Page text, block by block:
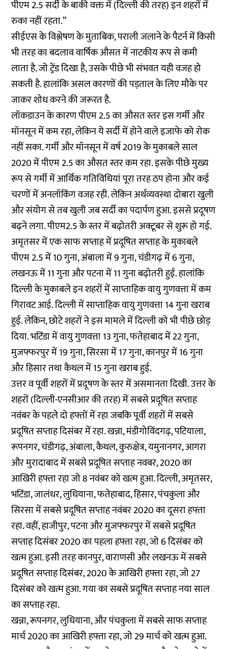
पीएम 2.5 सर्दी के बाकी वक्त में (दिल्ली की तरह) इन शहरों में
रुका नहीं रहता.”
सीईएस के विश्लेषण के मुताबिक, पराली जलाने के पैटर्न में किसी
भी तरह का बदलाव वार्षिक औसत में नाटकीय रूप से कमी
लाता है. जो ट्रेंड दिखा है, उसके पीछे भी संभवत यही वजह हो
सकती है. हालांकि असल कारणों की पड़ताल के लिए मौके पर
जाकर शोध करने की जरूरत है.
लॉकडाउन के कारण पीएम 2.5 का औसत स्तर इस गर्मी और
मॉनसून में कम रहा, लेकिन ये सर्दी में होने वाले इजाफे को रोक
नहीं सका. गर्मी और मॉनसून में वर्ष 2019 के मुकाबले साल
2020 में पीएम 2.5 का औसत स्तर कम रहा. इसके पीछे मुख्य
रूप से गर्मी में आर्थिक गतिविधियां पूरा तरह ठप होना और कई
चरणों में अनलॉकिंग वजह रही. लेकिन अर्थव्यवस्था दोबारा खुली
और संयोग से तब खुली जब सर्दी का पदार्पण हुआ. इससे प्रदूषण
बढ़ने लगा. पीएम2.5 के स्तर में बढ़ोतरी अक्टूबर से शुरू हो गई.
अमृतसर में एक साफ सप्ताह में प्रदूषित सप्ताह के मुकाबले
पीएम 2.5 में 10 गुना, अंबाला में 9 गुना, चंडीगढ़ में 6 गुना,
लखनऊ में 11 गुना और पटना में 11 गुना बढ़ोतरी हुई. हालांकि
दिल्ली के मुकाबले इन शहरों में साप्ताहिक वायु गुणवत्ता में कम
गिरावट आई. दिल्ली में साप्ताहिक वायु गुणवत्ता 14 गुना खराब
हुई. लेकिन, छोटे शहरों ने इस मामले में दिल्ली को भी पीछे छोड़
दिया. भटिंडा में वायु गुणवत्ता 13 गुना, फतेहाबाद में 22 गुना,
मुजफ्फरपुर में 19 गुना, सिरसा में 17 गुना, कानपुर में 16 गुना
और हिसार तथा कैथल में 15 गुना खराब हुई.
उत्तर व पूर्वी शहरों में प्रदूषण के स्तर में असमानता दिखी. उत्तर के
शहरों (दिल्ली-एनसीआर की तरह) में सबसे प्रदूषित सप्ताह
नवंबर के पहले दो हफ्तों में रहा जबकि पूर्वी शहरों में सबसे
प्रदूषित सप्ताह दिसंबर में रहा. खन्ना, मंडीगोविंदगढ़, पटियाला,
रूपनगर, चंडीगढ़, अंबाला, कैथल, कुरुक्षेत्र, यमुनानगर, आगरा
और मुरादाबाद में सबसे प्रदूषित सप्ताह नवबर, 2020 का
आखिरी हफ्ता रहा जो 8 नवंबर को खत्म हुआ. दिल्ली, अमृतसर,
भटिंडा, जालंधर, लुधियाना, फतेहाबाद, हिसार, पंचकुला और
सिरसा में सबसे प्रदूषित सप्ताह नवंबर 2020 का दूसरा हफ्ता
रहा. वहीं, हाजीपुर, पटना और मुजफ्फरपुर में सबसे प्रदूषित
सप्ताह दिसंबर 2020 का पहला हफ्ता रहा, जो 6 दिसंबर को
खत्म हुआ. इसी तरह कानपुर, वाराणसी और लखनऊ में सबसे
प्रदूषित सप्ताह दिसंबर, 2020 के आखिरी हफ्ता रहा, जो 27
दिसंबर को खत्म हुआ. गया का सबसे प्रदूषित सप्ताह नया साल
का सप्ताह रहा.
खन्ना, रूपनगर, लुधियाना, और पंचकुला में सबसे साफ सप्ताह
मार्च 2020 का आखिरी हफ्ता रहा, जो 29 मार्च को खत्म हुआ.